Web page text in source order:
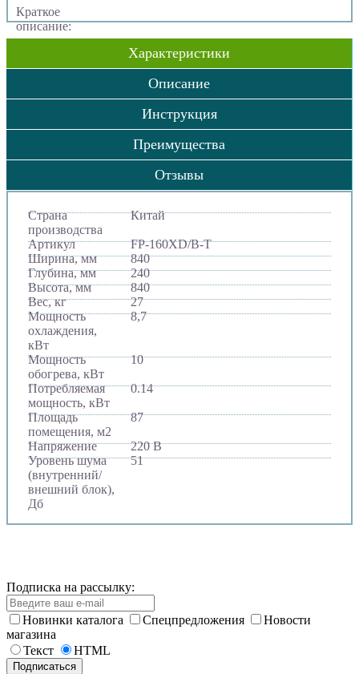
Краткое
описание:
Характеристики
Описание
Инструкция
Преимущества
Отзывы
Страна
производства
Китай
Артикул
FP-160XD/B-T
Ширина, мм
840
Глубина, мм
240
Высота, мм
840
Вес, кг
27
Мощность
охлаждения,
кВт
8,7
Мощность
обогрева, кВт
10
Потребляемая
мощность, кВт
0.14
Площадь
помещения, м2
87
Напряжение
220 В
Уровень шума
(внутренний/
внешний блок),
Дб
51
Подписка на рассылку:
Новинки каталога Спецпредложения
Новости
магазина
Текст
HTML